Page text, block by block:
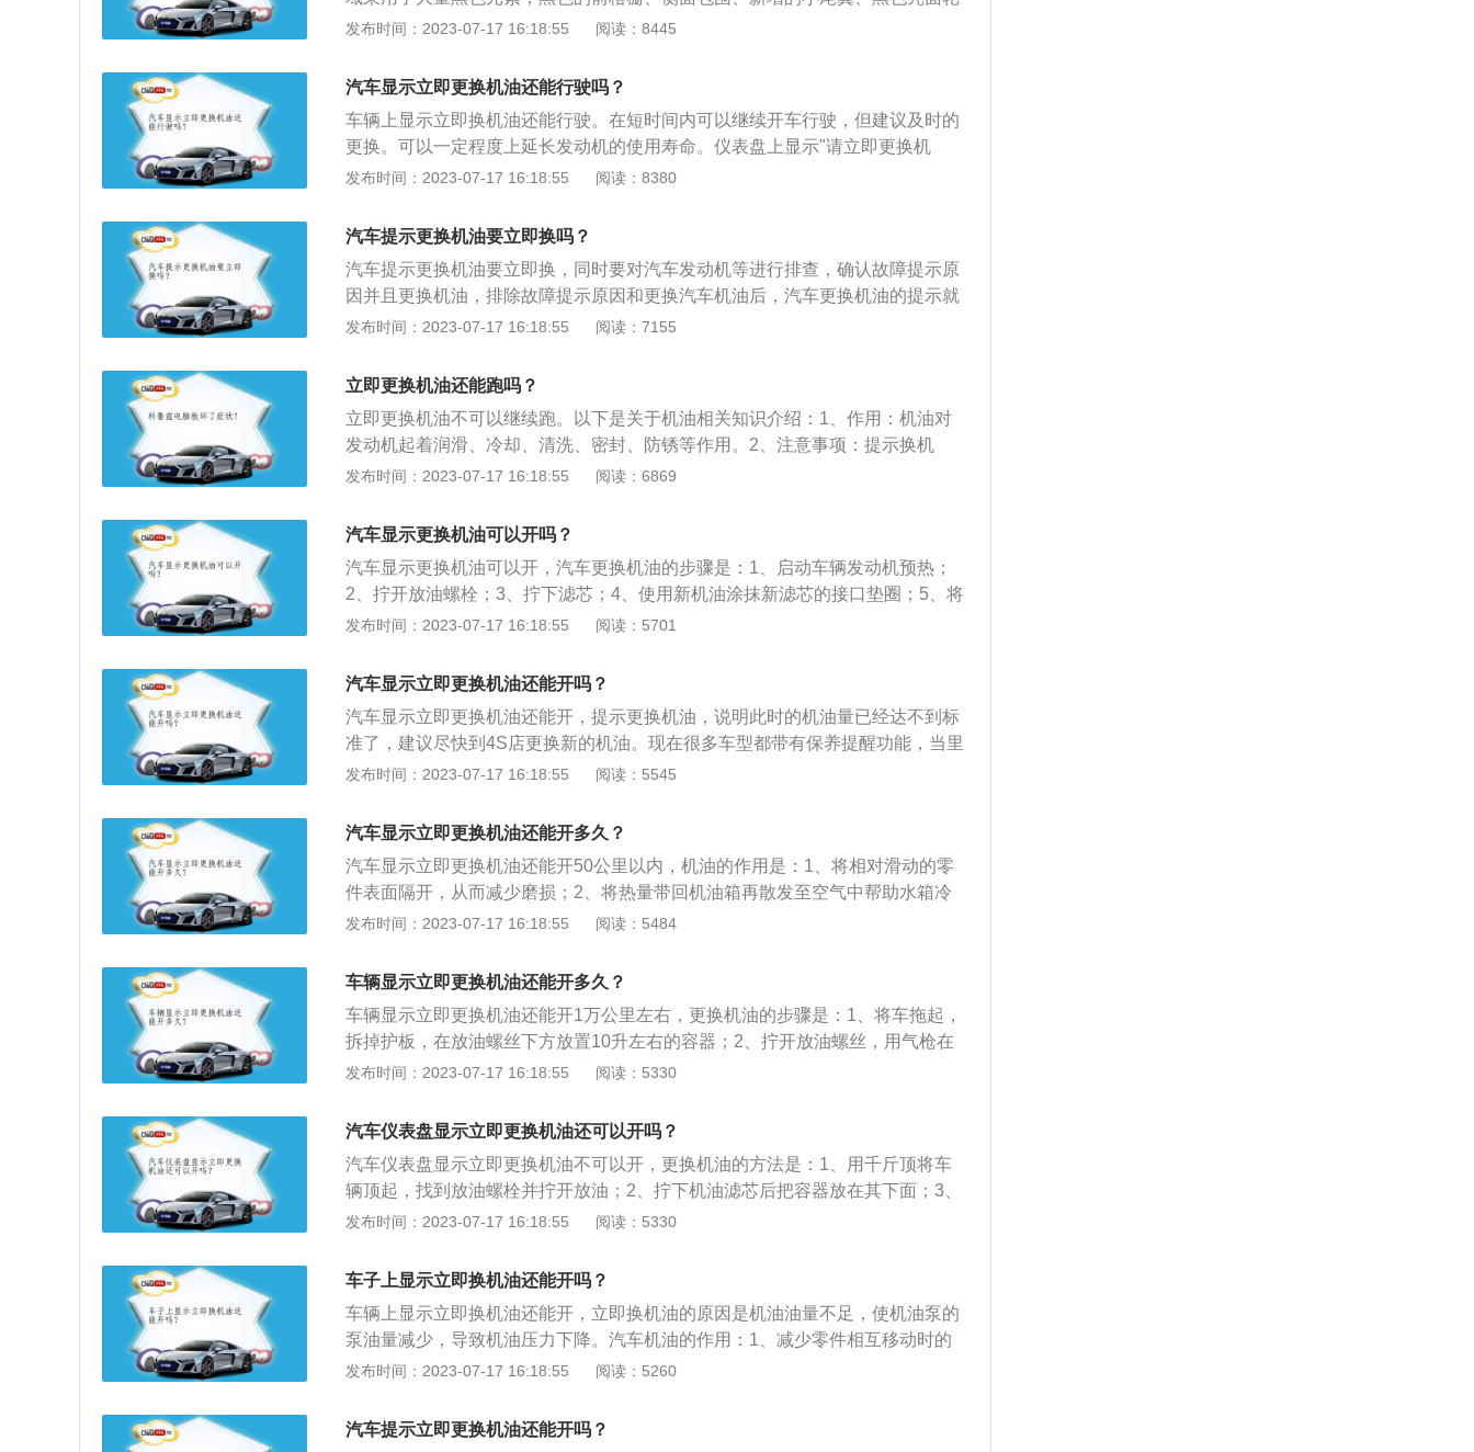
毂等等，新车一共提供了两种外观，相比现款新车主要调整了车身配色和前包围
部分地方都没有改变，包括中控台、方向盘、座椅、换挡杆等，都是熟悉的味
道，内饰以黑色为主色调。
发布时间：2023-07-17 16:18:55 阅读：8445
汽车显示立即更换机油还能行驶吗？
车辆上显示立即换机油还能行驶。在短时间内可以继续开车行驶，但建议及时的
更换。可以一定程度上延长发动机的使用寿命。仪表盘上显示"请立即更换机
油"的原因：就是机油的寿命已经到了极限，需要马上更换机油；如果机油已经更
果机油也更换，机油也复位，还出现就可能是仪表或者是车载电脑出现了故障。
建议尽快去检查下。更换机油的步骤：将车拖起，拆掉护板，在放油螺丝下方放
置10升左右的容器；拧开放油螺丝，用气枪在机油加注口吹两分钟，放干后拧好
放油螺丝并用纸巾擦拭检查是否漏油；装好护板并放下，用漏斗对准注油口添加
机油。
发布时间：2023-07-17 16:18:55 阅读：8380
汽车提示更换机油要立即换吗？
汽车提示更换机油要立即换，同时要对汽车发动机等进行排查，确认故障提示原
因并且更换机油，排除故障提示原因和更换汽车机油后，汽车更换机油的提示就
会自动消除。机油能对发动机起到润滑减磨、辅助冷却降温、密封防漏、防锈防
压把空气滤芯器吹干净并装上；2、起升车，拧下螺丝放油，拧下机油滤芯器；
3、加入3升半左右机油即可。
发布时间：2023-07-17 16:18:55 阅读：7155
立即更换机油还能跑吗？
立即更换机油不可以继续跑。以下是关于机油相关知识介绍：1、作用：机油对
发动机起着润滑、冷却、清洗、密封、防锈等作用。2、注意事项：提示换机
油，就证明机油经过一段时间的使用期限后，它的上述作用已经有所下降。润
题的几率同时也提高维修成本。3、机油选择：机油粘度要适合，不同等级的机
油有着不同的特性，其低温启动性和高温的抗磨、附着性也有着不同的表现。
发布时间：2023-07-17 16:18:55 阅读：6869
汽车显示更换机油可以开吗？
汽车显示更换机油可以开，汽车更换机油的步骤是：1、启动车辆发动机预热；
2、拧开放油螺栓；3、拧下滤芯；4、使用新机油涂抹新滤芯的接口垫圈；5、将
新机油倒入油底壳；6、检查发动机下部是否有泄漏，检查机油尺启动发动机测
漏、防锈防蚀、减震缓冲的作用。机油的组成是基础油和添加剂，其中基础油是
润滑油的主要成分，决定着润滑油的基本性质，添加剂可弥补和改善基础油性能
方面的不足。
发布时间：2023-07-17 16:18:55 阅读：5701
汽车显示立即更换机油还能开吗？
汽车显示立即更换机油还能开，提示更换机油，说明此时的机油量已经达不到标
准了，建议尽快到4S店更换新的机油。现在很多车型都带有保养提醒功能，当里
程或者时间接近保养周期时，车辆的仪表或者多媒体系统就会亮起更换机油的提
漏、防锈防蚀、减震缓冲等作用，被誉为汽车的“血液”。机油由基础油和添加剂
发布时间：2023-07-17 16:18:55 阅读：5545
汽车显示立即更换机油还能开多久？
汽车显示立即更换机油还能开50公里以内，机油的作用是：1、将相对滑动的零
件表面隔开，从而减少磨损；2、将热量带回机油箱再散发至空气中帮助水箱冷
却发动机；3、将发动机零件上的碳化物、油泥、磨损金颗粒循环带回机油箱，
机油粘度，无粘度需要更换机油；2、机油的颜色程黑色；3、机油中黑色颗粒
物、金属屑、积碳过多；4、机油的味道不正确。
发布时间：2023-07-17 16:18:55 阅读：5484
车辆显示立即更换机油还能开多久？
车辆显示立即更换机油还能开1万公里左右，更换机油的步骤是：1、将车拖起，
拆掉护板，在放油螺丝下方放置10升左右的容器；2、拧开放油螺丝，用气枪在
机油加注口吹两分钟，放干后拧好放油螺丝并用纸巾擦拭检查是否漏油；3、装
车状态下进行，把旧机油排放干净；2、添加机油并保证机油加入量合适；3、加
入机油后启动发动机，检查各部件是否有盛漏现象，启动发动机后，运转3分钟
确认机油油量到正常刻度。
发布时间：2023-07-17 16:18:55 阅读：5330
汽车仪表盘显示立即更换机油还可以开吗？
汽车仪表盘显示立即更换机油不可以开，更换机油的方法是：1、用千斤顶将车
辆顶起，找到放油螺栓并拧开放油；2、拧下机油滤芯后把容器放在其下面；3、
换上新的机油滤芯，添加新的机油即可。机油的作用是：1、缓解摩擦与高温；
油，是由基础油和添加剂组成，基础油是润滑油的主要成分，决定着润滑油的基
本性质，添加剂可弥补和改善基础油性能方面的不足。
发布时间：2023-07-17 16:18:55 阅读：5330
车子上显示立即换机油还能开吗？
车辆上显示立即换机油还能开，立即换机油的原因是机油油量不足，使机油泵的
泵油量减少，导致机油压力下降。汽车机油的作用：1、减少零件相互移动时的
摩擦和损坏；2、吸收发动机燃烧室及活塞顶内产生的热量，冷却发动机并保护
部的清洁；4、中和燃烧气体产生的酸性物质，防止发动机生锈和腐蚀。更换机
油的特征是：1、检查机油粘度，无粘度需要更换机油；2、机油的颜色呈黑色；
发布时间：2023-07-17 16:18:55 阅读：5260
汽车提示立即更换机油还能开吗？